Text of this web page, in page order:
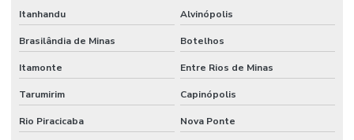
Tomada De Força Acionamento Pneumático
Tomada De Força Hidráulica
Tomada De Força Para Bomba Hidráulica Em Minas Gerais
Usinagem De Metais
Usinagem De Nylon Sob Medida
Itanhandu Alvinópolis
Brasilândia de Minas Botelhos
Itamonte Entre Rios de Minas
Tarumirim Capinópolis
Rio Piracicaba Nova Ponte